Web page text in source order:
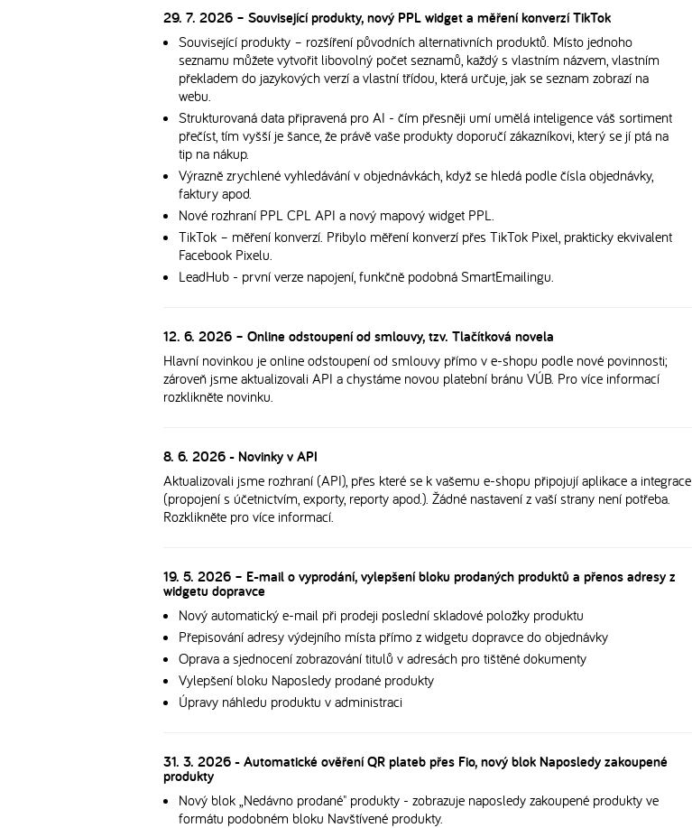
29. 7. 2026 – Související produkty, nový PPL widget a měření konverzí TikTok
Související produkty – rozšíření původních alternativních produktů. Místo jednoho
seznamu můžete vytvořit libovolný počet seznamů, každý s vlastním názvem, vlastním
překladem do jazykových verzí a vlastní třídou, která určuje, jak se seznam zobrazí na
webu.
Strukturovaná data připravená pro AI - čím přesněji umí umělá inteligence váš sortiment
přečíst, tím vyšší je šance, že právě vaše produkty doporučí zákazníkovi, který se jí ptá na
tip na nákup.
Výrazně zrychlené vyhledávání v objednávkách, když se hledá podle čísla objednávky,
faktury apod.
Nové rozhraní PPL CPL API a nový mapový widget PPL.
TikTok – měření konverzí. Přibylo měření konverzí přes TikTok Pixel, prakticky ekvivalent
Facebook Pixelu.
LeadHub - první verze napojení, funkčně podobná SmartEmailingu.
12. 6. 2026 – Online odstoupení od smlouvy, tzv. Tlačítková novela
Hlavní novinkou je online odstoupení od smlouvy přímo v e-shopu podle nové povinnosti;
zároveň jsme aktualizovali API a chystáme novou platební bránu VÚB. Pro více informací
rozklikněte novinku.
8. 6. 2026 - Novinky v API
Aktualizovali jsme rozhraní (API), přes které se k vašemu e-shopu připojují aplikace a integrace
(propojení s účetnictvím, exporty, reporty apod.). Žádné nastavení z vaší strany není potřeba.
Rozklikněte pro více informací.
19. 5. 2026 – E-mail o vyprodání, vylepšení bloku prodaných produktů a přenos adresy z
widgetu dopravce
Nový automatický e-mail při prodeji poslední skladové položky produktu
Přepisování adresy výdejního místa přímo z widgetu dopravce do objednávky
Oprava a sjednocení zobrazování titulů v adresách pro tištěné dokumenty
Vylepšení bloku Naposledy prodané produkty
Úpravy náhledu produktu v administraci
31. 3. 2026 - Automatické ověření QR plateb přes Fio, nový blok Naposledy zakoupené
produkty
Nový blok „Nedávno prodané" produkty - zobrazuje naposledy zakoupené produkty ve
formátu podobném bloku Navštívené produkty.